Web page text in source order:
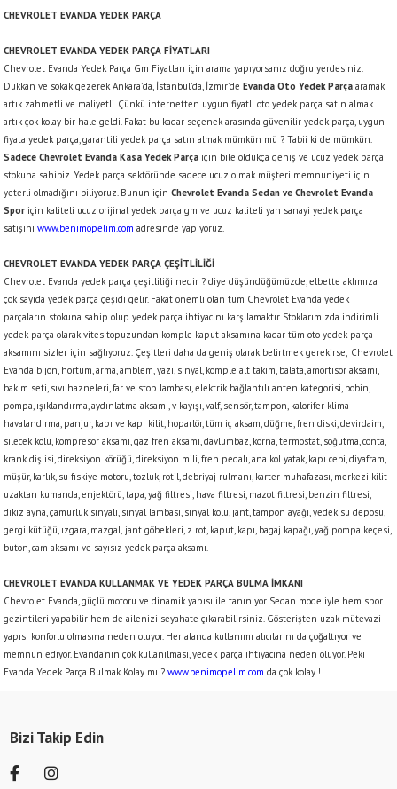
CHEVROLET EVANDA YEDEK PARÇA
CHEVROLET EVANDA YEDEK PARÇA FİYATLARI
Chevrolet Evanda Yedek Parça Gm Fiyatları için arama yapıyorsanız doğru yerdesiniz.
Dükkan ve sokak gezerek Ankara’da, İstanbul’da, İzmir’deEvanda Oto Yedek Parça aramak
artık zahmetli ve maliyetli. Çünkü internetten uygun fiyatlı oto yedek parça satın almak
artık çok kolay bir hale geldi. Fakat bu kadar seçenek arasında güvenilir yedek parça, uygun
fiyata yedek parça, garantili yedek parça satın almak mümkün mü ? Tabii ki de mümkün.
Sadece Chevrolet Evanda Kasa Yedek Parça için bile oldukça geniş ve ucuz yedek parça
stokuna sahibiz. Yedek parça sektöründe sadece ucuz olmak müşteri memnuniyeti için
yeterli olmadığını biliyoruz. Bunun içinChevrolet Evanda Sedan ve Chevrolet Evanda
Spor için kaliteli ucuz orijinal yedek parça gm ve ucuz kaliteli yan sanayi yedek parça
satışınıwww.benimopelim.com adresinde yapıyoruz.
CHEVROLET EVANDA YEDEK PARÇA ÇEŞİTLİLİĞİ
Chevrolet Evanda yedek parça çeşitliliği nedir ? diye düşündüğümüzde, elbette aklımıza
çok sayıda yedek parça çeşidi gelir. Fakat önemli olan tüm Chevrolet Evanda yedek
parçaların stokuna sahip olup yedek parça ihtiyacını karşılamaktır. Stoklarımızda indirimli
yedek parça olarak vites topuzundan komple kaput aksamına kadar tüm oto yedek parça
aksamını sizler için sağlıyoruz. Çeşitleri daha da geniş olarak belirtmek gerekirse; Chevrolet
Evanda bijon, hortum, arma, amblem, yazı, sinyal, komple alt takım, balata, amortisör aksamı,
bakım seti, sıvı hazneleri, far ve stop lambası, elektrik bağlantılı anten kategorisi, bobin,
pompa, ışıklandırma, aydınlatma aksamı, v kayışı, valf, sensör, tampon, kalorifer klima
havalandırma, panjur, kapı ve kapı kilit, hoparlör, tüm iç aksam, düğme, fren diski, devirdaim,
silecek kolu, kompresör aksamı, gaz fren aksamı, davlumbaz, korna, termostat, soğutma, conta,
krank dişlisi, direksiyon körüğü, direksiyon mili, fren pedalı, ana kol yatak, kapı cebi, diyafram,
müşür, karlık, su fıskiye motoru, tozluk, rotil, debriyaj rulmanı, karter muhafazası, merkezi kilit
uzaktan kumanda, enjektörü, tapa, yağ filtresi, hava filtresi, mazot filtresi, benzin filtresi,
dikiz ayna, çamurluk sinyali, sinyal lambası, sinyal kolu, jant, tampon ayağı, yedek su deposu,
gergi kütüğü, ızgara, mazgal, jant göbekleri, z rot, kaput, kapı, bagaj kapağı, yağ pompa keçesi,
buton, cam aksamı ve sayısız yedek parça aksamı.
CHEVROLET EVANDA KULLANMAK VE YEDEK PARÇA BULMA İMKANI
Chevrolet Evanda, güçlü motoru ve dinamik yapısı ile tanınıyor. Sedan modeliyle hem spor
gezintileri yapabilir hem de ailenizi seyahate çıkarabilirsiniz. Gösterişten uzak mütevazi
yapısı konforlu olmasına neden oluyor. Her alanda kullanımı alıcılarını da çoğaltıyor ve
memnun ediyor. Evanda’nın çok kullanılması, yedek parça ihtiyacına neden oluyor. Peki
Evanda Yedek Parça Bulmak Kolay mı ?www.benimopelim.com da çok kolay !
Bizi Takip Edin